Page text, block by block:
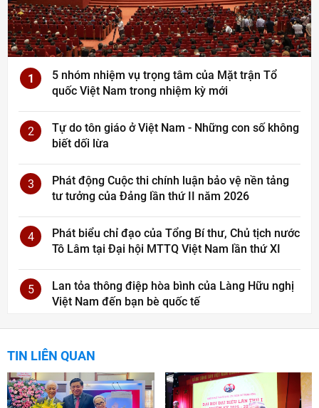
1
5 nhóm nhiệm vụ trọng tâm của Mặt trận Tổ
quốc Việt Nam trong nhiệm kỳ mới
2
Tự do tôn giáo ở Việt Nam - Những con số không
biết dối lừa
3
Phát động Cuộc thi chính luận bảo vệ nền tảng
tư tưởng của Đảng lần thứ II năm 2026
4
Phát biểu chỉ đạo của Tổng Bí thư, Chủ tịch nước
Tô Lâm tại Đại hội MTTQ Việt Nam lần thứ XI
5
Lan tỏa thông điệp hòa bình của Làng Hữu nghị
Việt Nam đến bạn bè quốc tế
TIN LIÊN QUAN